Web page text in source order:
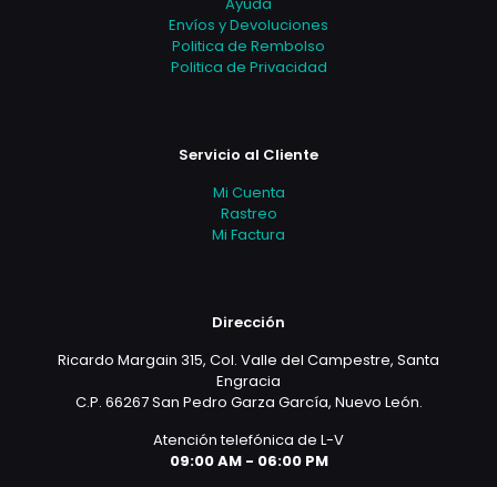
Envíos y Devoluciones
Politica de Rembolso
Politica de Privacidad
Servicio al Cliente
Mi Cuenta
Rastreo
Mi Factura
Dirección
Ricardo Margain 315, Col. Valle del Campestre, Santa
Engracia
C.P. 66267 San Pedro Garza García, Nuevo León.
Atención telefónica de L-V
09:00 AM - 06:00 PM